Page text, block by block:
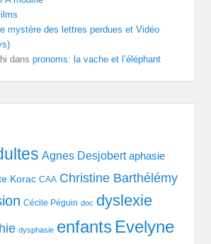
mystère des lettres perdues et Vidéo
danspronoms: la vache et l’éléphant
Agnes Desjobert aphasie
Korac CAA Christine Barthélémy
Cécile Péguin doc dyslexie
dysphasie enfants Evelyne